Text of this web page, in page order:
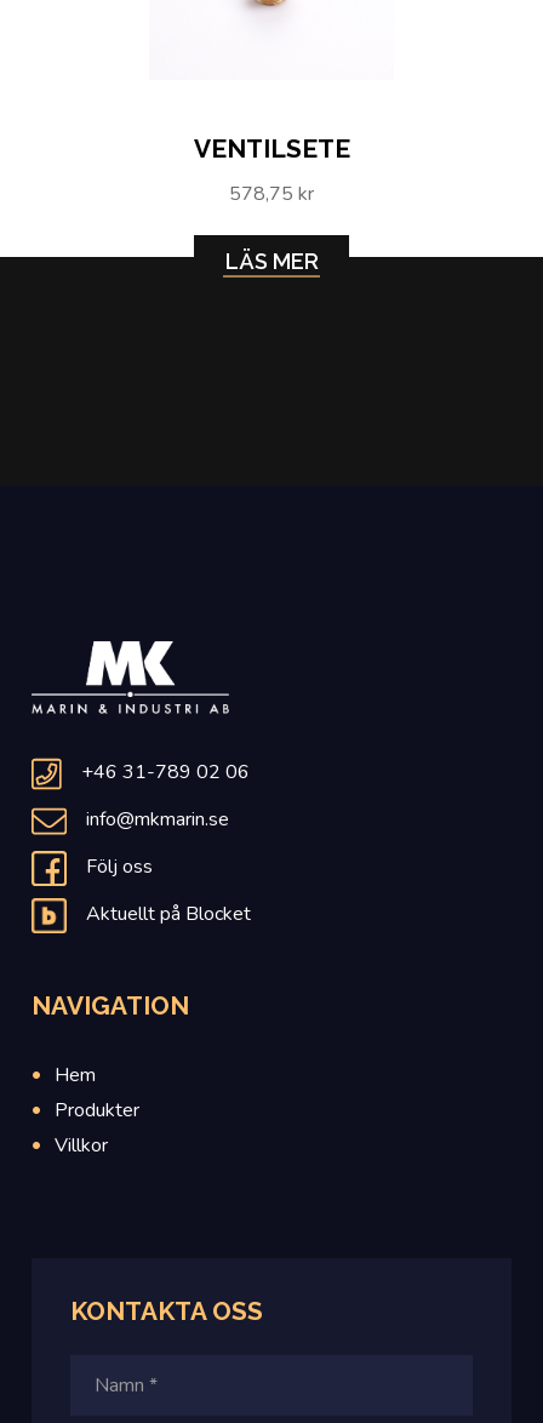
VENTILSETE
578,75 kr
LÄS MER
+46 31-789 02 06
info@mkmarin.se
Följ oss
Aktuellt på Blocket
NAVIGATION
Hem
Produkter
Villkor
KONTAKTA OSS